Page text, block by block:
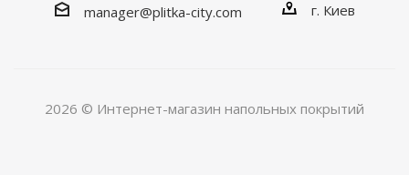
manager@plitka-city.com г. Киев
2026 © Интернет-магазин напольных покрытий